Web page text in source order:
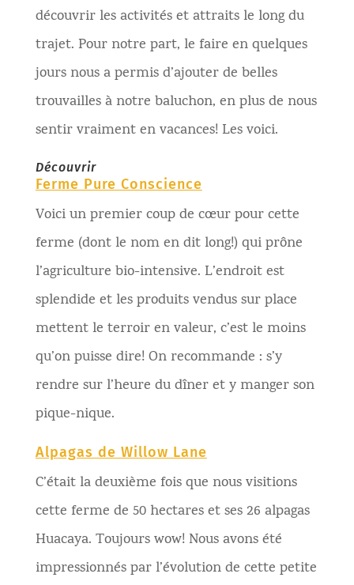
découvrir les activités et attraits le long du
trajet. Pour notre part, le faire en quelques
jours nous a permis d’ajouter de belles
trouvailles à notre baluchon, en plus de nous
sentir vraiment en vacances! Les voici.
Découvrir
Ferme Pure Conscience
Voici un premier coup de cœur pour cette
ferme (dont le nom en dit long!) qui prône
l’agriculture bio-intensive. L’endroit est
splendide et les produits vendus sur place
mettent le terroir en valeur, c’est le moins
qu’on puisse dire! On recommande : s’y
rendre sur l’heure du dîner et y manger son
pique-nique.
Alpagas de Willow Lane
C’était la deuxième fois que nous visitions
cette ferme de 50 hectares et ses 26 alpagas
Huacaya. Toujours wow! Nous avons été
impressionnés par l’évolution de cette petite